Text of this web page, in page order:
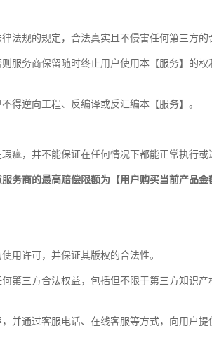
法规的规定，合法真实且不侵害任何第三方的
服务商保留随时终止用户使用本【服务】的
得逆向工程、反编译或反汇编本【服务】。
疵，并不能保证在任何情况下都能正常执行或
务商的最高赔偿限额为【用户购买当前产品金
用许可，并保证其版权的合法性。
第三方合法权益，包括但不限于第三方知识
并通过客服电话、在线客服等方式，向用户提